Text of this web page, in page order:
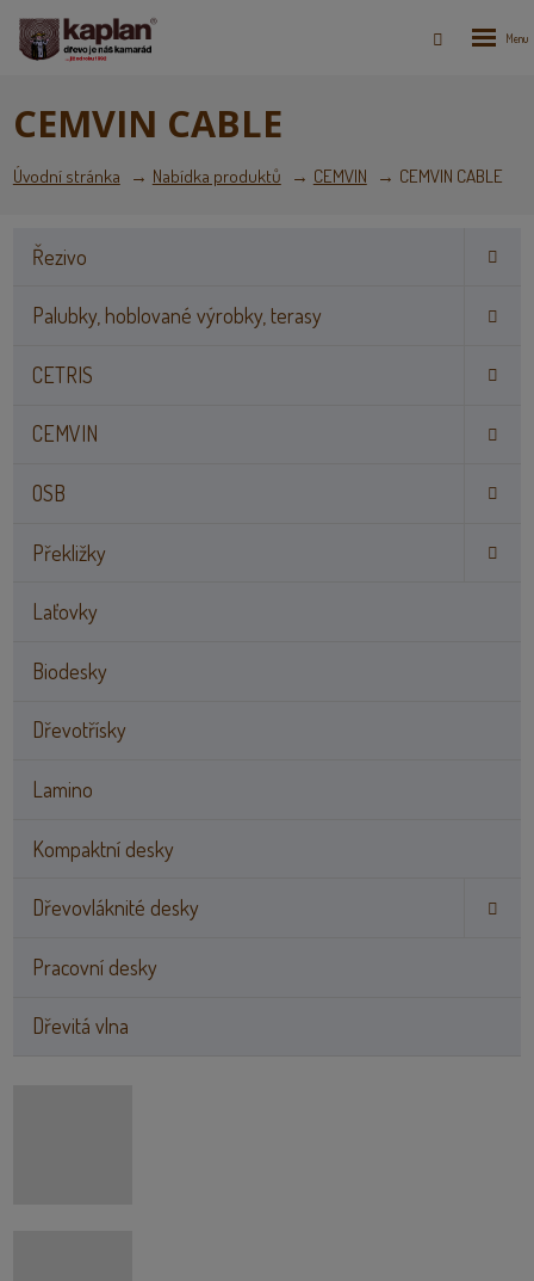
CEMVIN CABLE
Úvodní stránka Nabídka produktů CEMVIN CEMVIN CABLE
Řezivo
Palubky, hoblované výrobky, terasy
CETRIS
CEMVIN
OSB
Překližky
Laťovky
Biodesky
Dřevotřísky
Lamino
Kompaktní desky
Dřevovláknité desky
Pracovní desky
Dřevitá vlna